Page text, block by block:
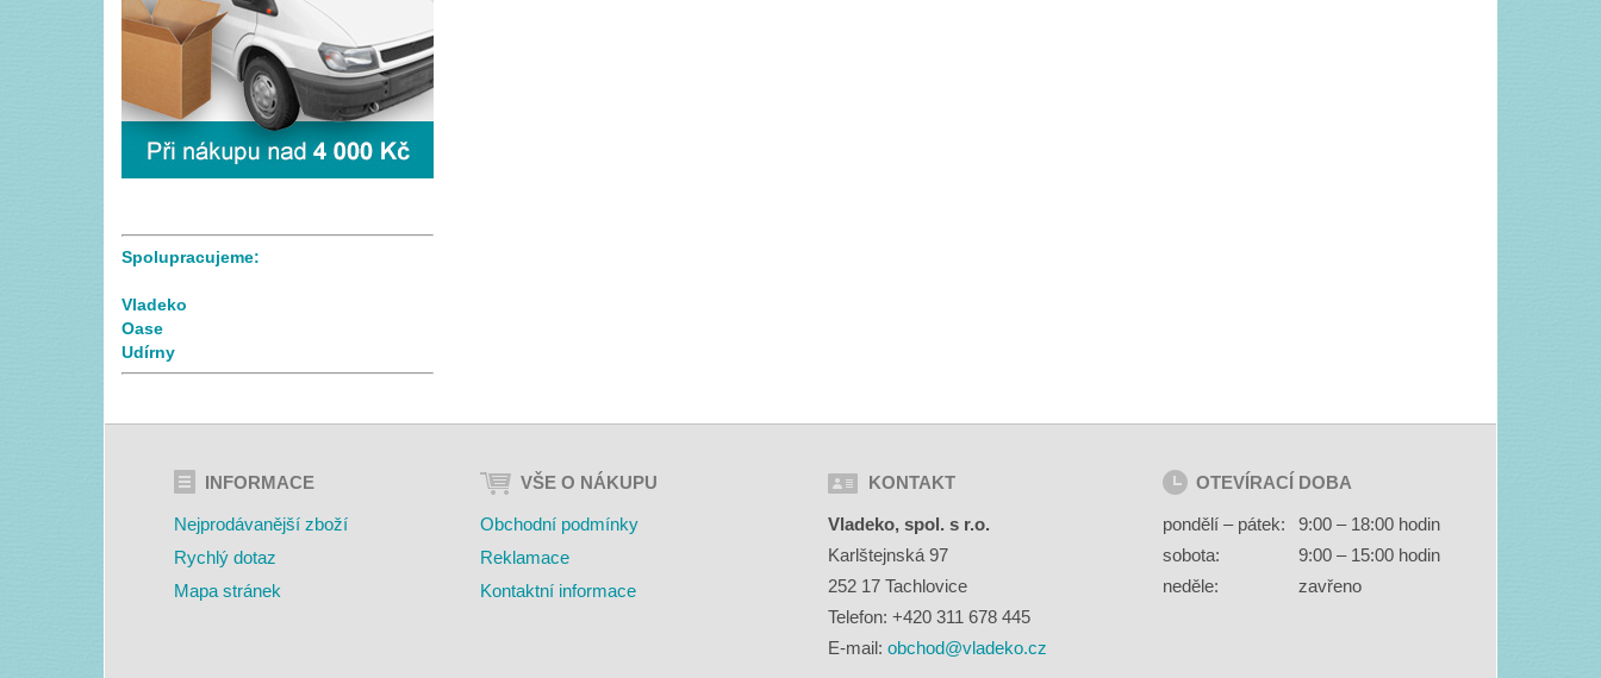
Spolupracujeme:
Vladeko
Oase
Udírny
INFORMACE
Nejprodávanější zboží
Rychlý dotaz
Mapa stránek
VŠE O NÁKUPU
Obchodní podmínky
Reklamace
Kontaktní informace
KONTAKT
Vladeko, spol. s r.o.
Karlštejnská 97
252 17 Tachlovice
Telefon: +420 311 678 445
E-mail:obchod@vladeko.cz
OTEVÍRACÍ DOBA
pondělí – pátek:
9:00 – 18:00 hodin
sobota:
9:00 – 15:00 hodin
neděle:
zavřeno